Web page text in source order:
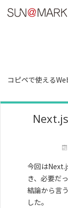
コピペで使える
今回は
き、必要だ
結論から言
した。